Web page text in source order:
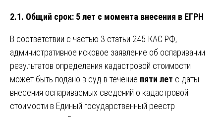
2.1. Общий срок: 5 лет с момента внесения в ЕГРН
В соответствии с частью 3 статьи 245 КАС РФ,
административное исковое заявление об оспаривании
результатов определения кадастровой стоимости
может быть подано в суд в течение пяти лет с даты
внесения оспариваемых сведений о кадастровой
стоимости в Единый государственный реестр